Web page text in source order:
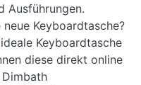
Ausführungen.
Keyboardtasche?
Keyboardtasche
diese direkt online